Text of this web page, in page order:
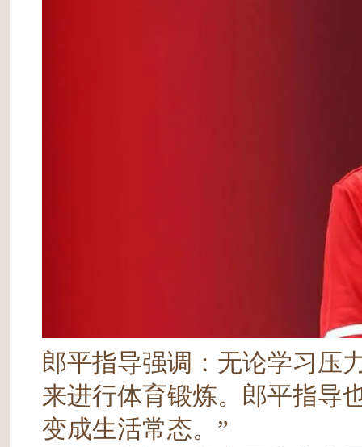
郎平指导强调：无论学习压
来进行体育锻炼。郎平指导
变成生活常态。”